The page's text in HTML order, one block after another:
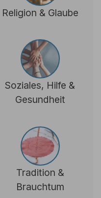
Religion & Glaube
Soziales, Hilfe &
Gesundheit
Tradition &
Brauchtum